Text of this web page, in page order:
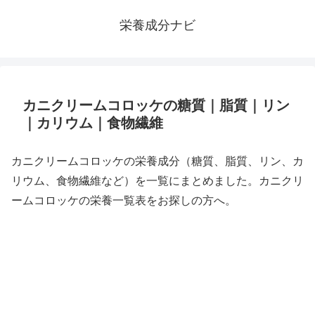
栄養成分ナビ
カニクリームコロッケの糖質｜脂質｜リン
｜カリウム｜食物繊維
カニクリームコロッケの栄養成分（糖質、脂質、リン、カ
リウム、食物繊維など）を一覧にまとめました。カニクリ
ームコロッケの栄養一覧表をお探しの方へ。